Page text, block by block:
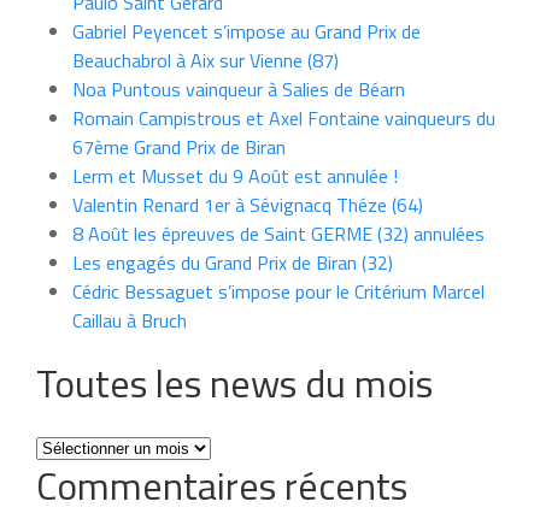
Gabriel Peyencet s’impose au Grand Prix de
Beauchabrol à Aix sur Vienne (87)
Noa Puntous vainqueur à Salies de Béarn
Romain Campistrous et Axel Fontaine vainqueurs du
67ème Grand Prix de Biran
Lerm et Musset du 9 Août est annulée !
Valentin Renard 1er à Sévignacq Théze (64)
8 Août les épreuves de Saint GERME (32) annulées
Les engagés du Grand Prix de Biran (32)
Cédric Bessaguet s’impose pour le Critérium Marcel
Caillau à Bruch
Toutes les news du mois
Toutes
les
news
Commentaires récents